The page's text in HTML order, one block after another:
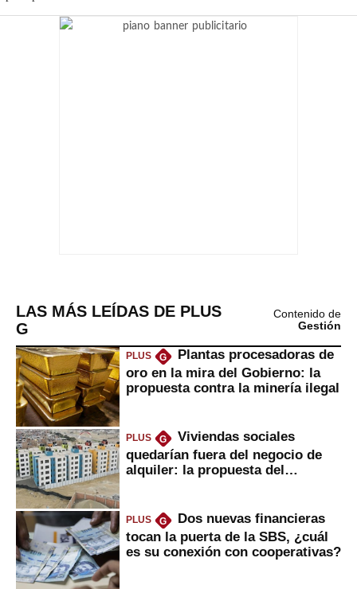
LAS MÁS LEÍDAS DE PLUS
G
Contenido de
Gestión
PLUS G
Plantas procesadoras de
oro en la mira del Gobierno: la
propuesta contra la minería ilegal
PLUS G
Viviendas sociales
quedarían fuera del negocio de
alquiler: la propuesta del
PLUS G
Dos nuevas financieras
tocan la puerta de la SBS, ¿cuál
es su conexión con cooperativas?